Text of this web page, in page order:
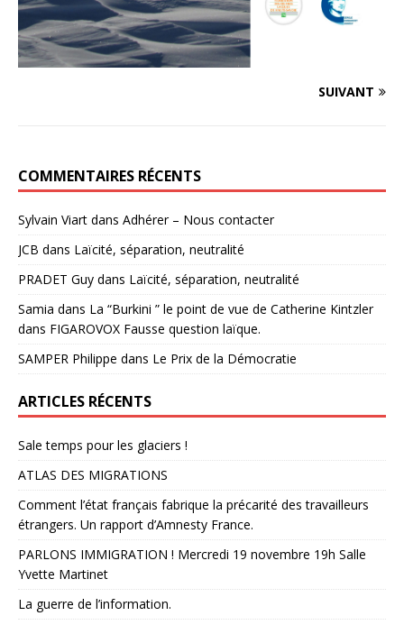
SUIVANT
COMMENTAIRES RÉCENTS
Sylvain Viart dans Adhérer – Nous contacter
JCB dans Laïcité, séparation, neutralité
PRADET Guy dans Laïcité, séparation, neutralité
Samia dans La “Burkini ” le point de vue de Catherine Kintzler
dans FIGAROVOX Fausse question laïque.
SAMPER Philippe dans Le Prix de la Démocratie
ARTICLES RÉCENTS
Sale temps pour les glaciers !
ATLAS DES MIGRATIONS
Comment l’état français fabrique la précarité des travailleurs
étrangers. Un rapport d’Amnesty France.
PARLONS IMMIGRATION ! Mercredi 19 novembre 19h Salle
Yvette Martinet
La guerre de l’information.